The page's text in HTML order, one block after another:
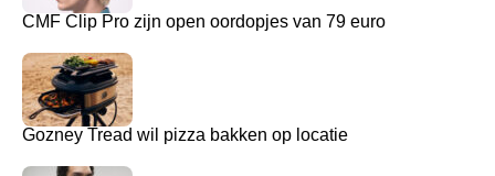
CMF Clip Pro zijn open oordopjes van 79 euro
Gozney Tread wil pizza bakken op locatie